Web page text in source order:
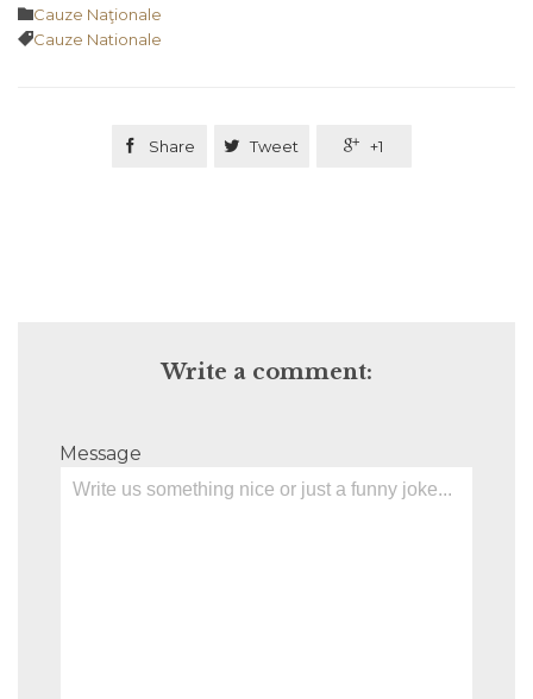
Category
Cauze Naţionale
Tags
Cauze Nationale
 Share  Tweet  +1
Write a comment:
Message